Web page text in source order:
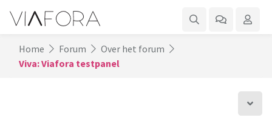
Home Forum
Over het forum
Viva: Viafora testpanel